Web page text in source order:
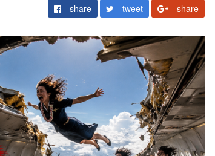
share tweet share